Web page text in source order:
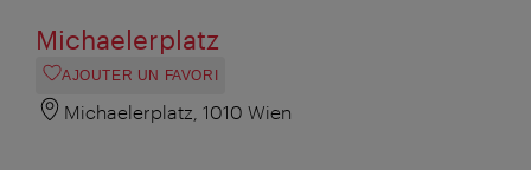
Michaelerplatz
AJOUTER UN FAVORI
Michaelerplatz, 1010 Wien